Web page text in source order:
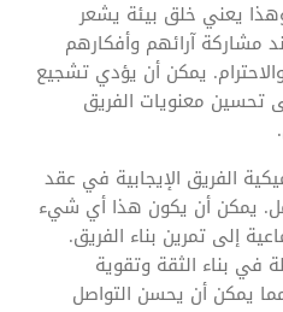
وهذا يعني خلق بيئة يشعر
مشاركة آرائهم وأفكارهم
يمكن أن يؤدي تشجيع
تحسين معنويات الفريق
الفريق الإيجابية في عقد
يمكن أن يكون هذا أي شيء
إلى تمرين بناء الفريق.
بناء الثقة وتقوية
يمكن أن يحسن التواصل